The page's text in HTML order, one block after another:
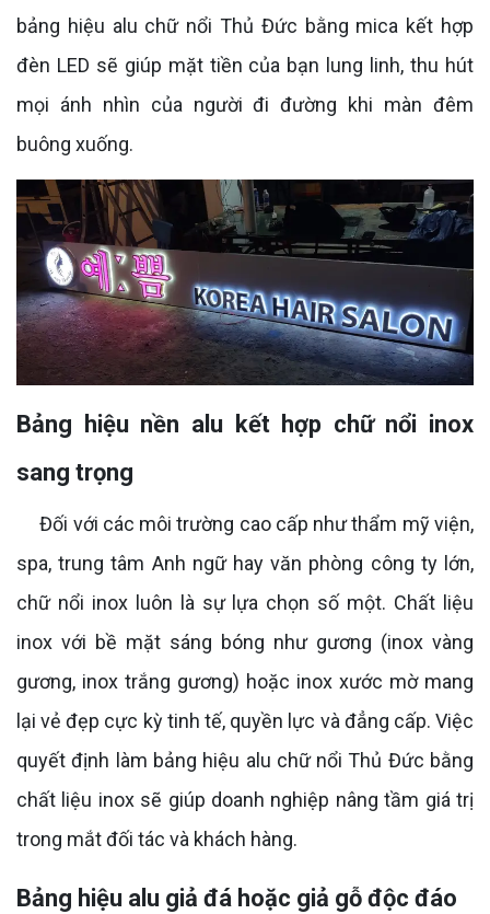
bảng hiệu alu chữ nổi Thủ Đức bằng mica kết hợp
đèn LED sẽ giúp mặt tiền của bạn lung linh, thu hút
mọi ánh nhìn của người đi đường khi màn đêm
buông xuống.
Bảng hiệu nền alu kết hợp chữ nổi inox
sang trọng
Đối với các môi trường cao cấp như thẩm mỹ viện,
spa, trung tâm Anh ngữ hay văn phòng công ty lớn,
chữ nổi inox luôn là sự lựa chọn số một. Chất liệu
inox với bề mặt sáng bóng như gương (inox vàng
gương, inox trắng gương) hoặc inox xước mờ mang
lại vẻ đẹp cực kỳ tinh tế, quyền lực và đẳng cấp. Việc
quyết định làm bảng hiệu alu chữ nổi Thủ Đức bằng
chất liệu inox sẽ giúp doanh nghiệp nâng tầm giá trị
trong mắt đối tác và khách hàng.
Bảng hiệu alu giả đá hoặc giả gỗ độc đáo